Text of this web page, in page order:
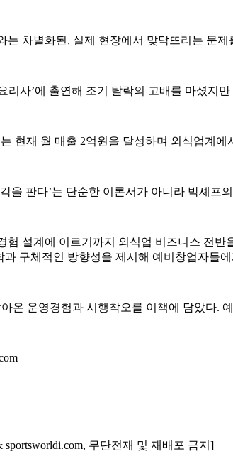
는 차별화된, 실제 현장에서 맞닥뜨리는 문
리사’에 출연해 조기 탈락의 고배를 마셨
는 현재 월 매출 2억원을 달성하며 외식업계
을 판다’는 단순한 이론서가 아니라 박셰
험 설계에 이르기까지 외식업 비즈니스 전
구체적인 방향성을 제시해 예비창업자들
온 운영경험과 시행착오를 이책에 담았다.
무단전재 및 재배포 금지]